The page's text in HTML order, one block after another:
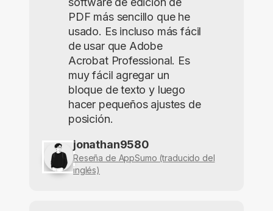
PDF más sencillo que he
usado. Es incluso más fácil
de usar que Adobe
Acrobat Professional. Es
muy fácil agregar un
bloque de texto y luego
hacer pequeños ajustes de
posición.
jonathan9580
Reseña de AppSumo (traducido del
inglés)